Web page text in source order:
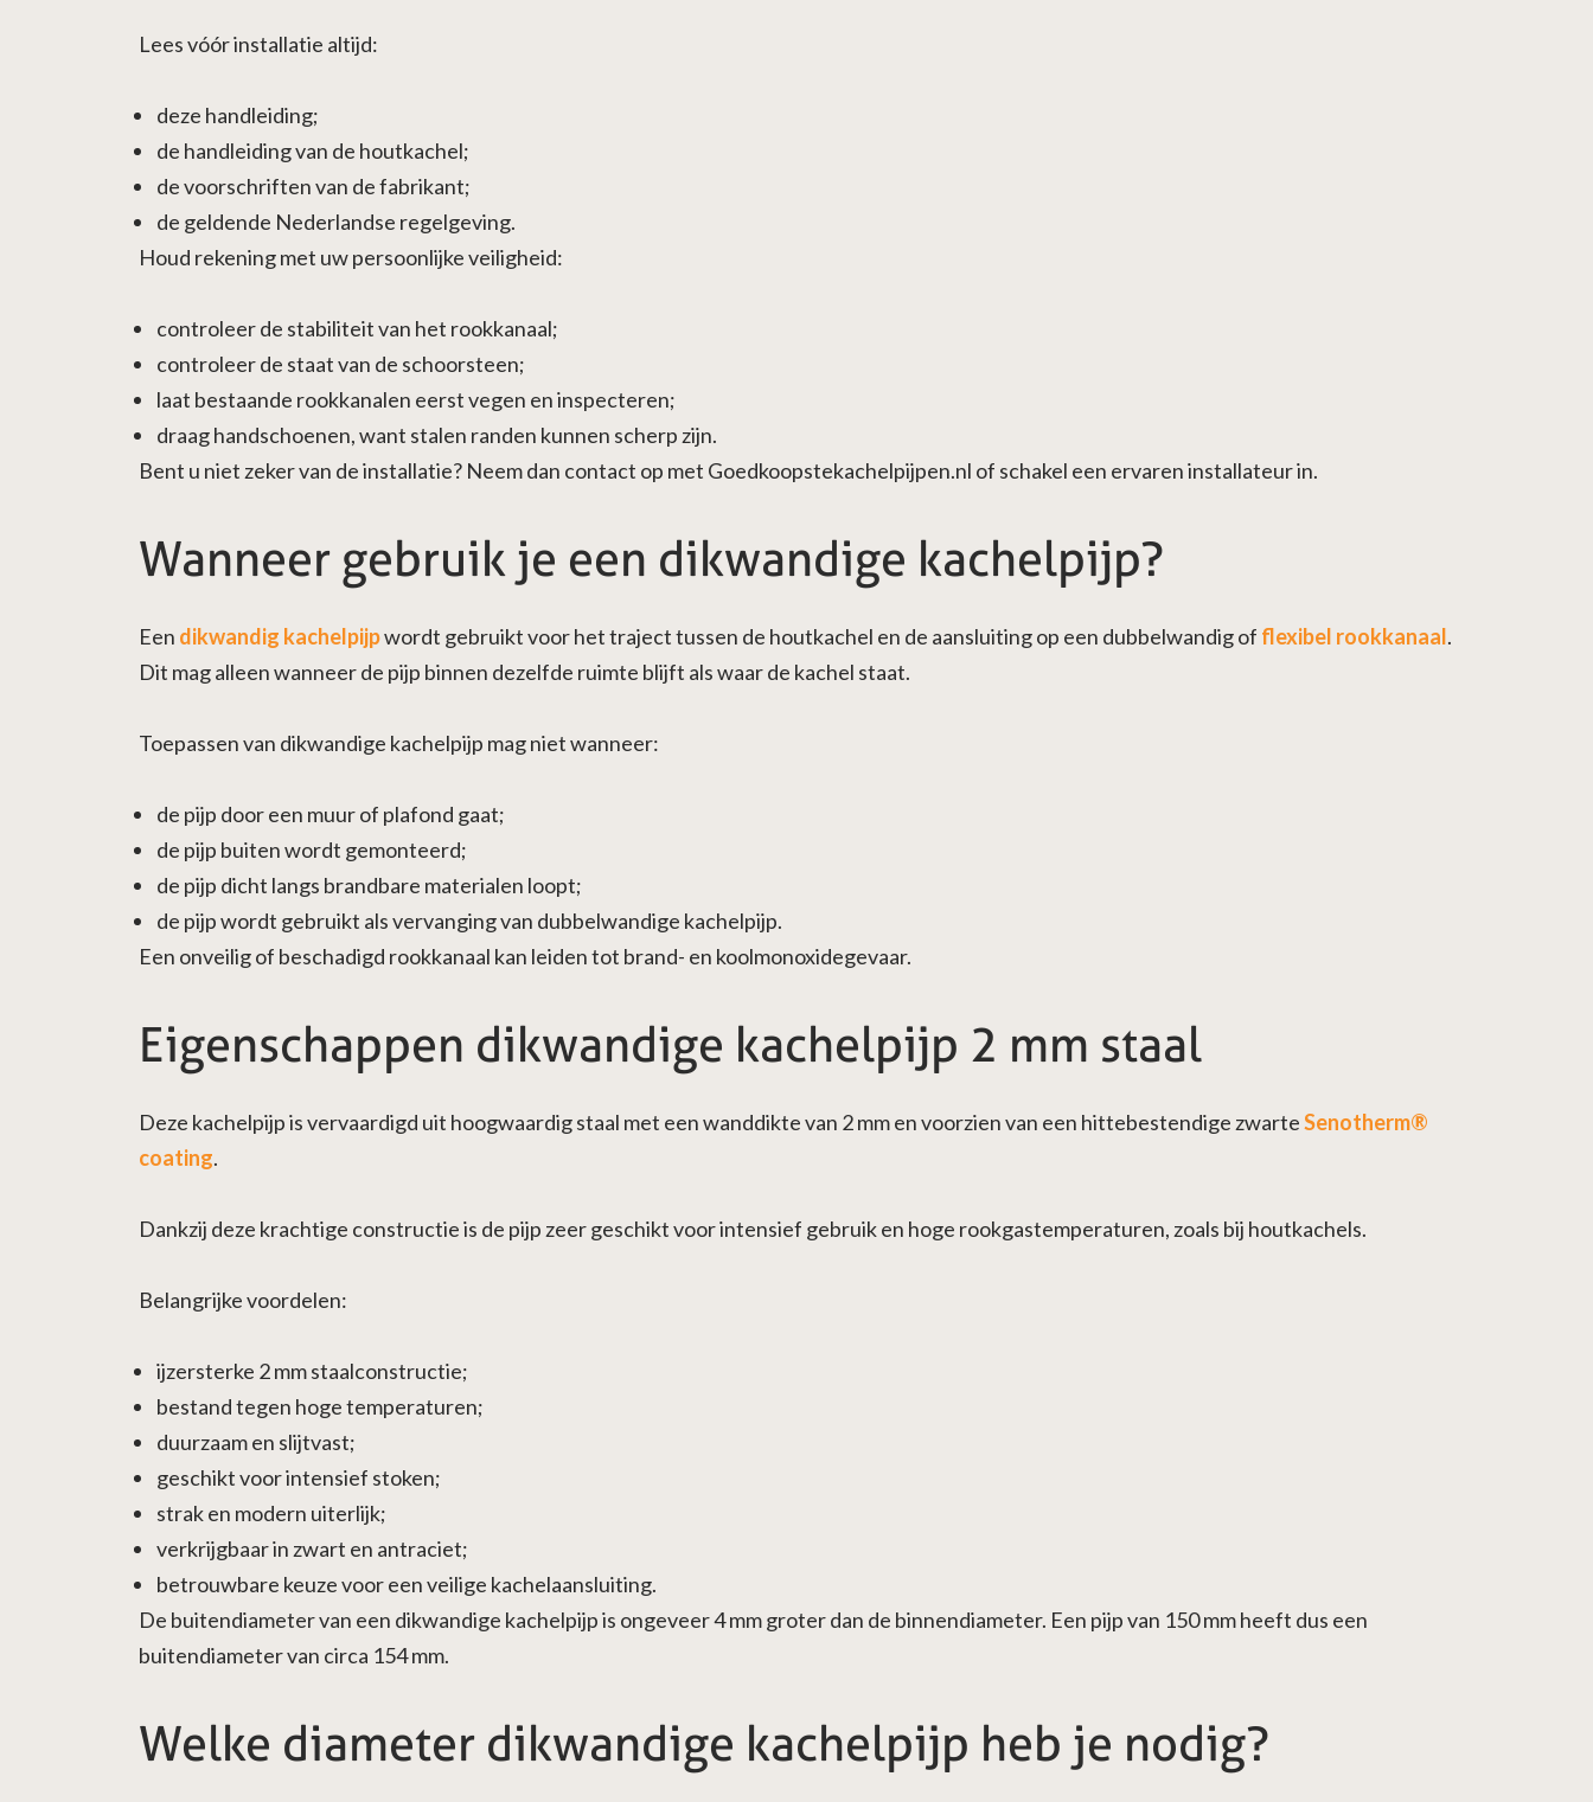
Lees vóór installatie altijd:
deze handleiding;
de handleiding van de houtkachel;
de voorschriften van de fabrikant;
de geldende Nederlandse regelgeving.
Houd rekening met uw persoonlijke veiligheid:
controleer de stabiliteit van het rookkanaal;
controleer de staat van de schoorsteen;
laat bestaande rookkanalen eerst vegen en inspecteren;
draag handschoenen, want stalen randen kunnen scherp zijn.
Bent u niet zeker van de installatie? Neem dan contact op met Goedkoopstekachelpijpen.nl of schakel een ervaren installateur in.
Wanneer gebruik je een dikwandige kachelpijp?
Een dikwandig kachelpijpwordt gebruikt voor het traject tussen de houtkachel en de aansluiting op een dubbelwandig of flexibel rookkanaal.
Dit mag alleen wanneer de pijp binnen dezelfde ruimte blijft als waar de kachel staat.
Toepassen van dikwandige kachelpijp mag niet wanneer:
de pijp door een muur of plafond gaat;
de pijp buiten wordt gemonteerd;
de pijp dicht langs brandbare materialen loopt;
de pijp wordt gebruikt als vervanging van dubbelwandige kachelpijp.
Een onveilig of beschadigd rookkanaal kan leiden tot brand- en koolmonoxidegevaar.
Eigenschappen dikwandige kachelpijp 2 mm staal
Deze kachelpijp is vervaardigd uit hoogwaardig staal met een wanddikte van 2 mm en voorzien van een hittebestendige zwarteSenotherm®
coating.
Dankzij deze krachtige constructie is de pijp zeer geschikt voor intensief gebruik en hoge rookgastemperaturen, zoals bij houtkachels.
Belangrijke voordelen:
ijzersterke 2 mm staalconstructie;
bestand tegen hoge temperaturen;
duurzaam en slijtvast;
geschikt voor intensief stoken;
strak en modern uiterlijk;
verkrijgbaar in zwart en antraciet;
betrouwbare keuze voor een veilige kachelaansluiting.
De buitendiameter van een dikwandige kachelpijp is ongeveer 4 mm groter dan de binnendiameter. Een pijp van 150 mm heeft dus een
buitendiameter van circa 154 mm.
Welke diameter dikwandige kachelpijp heb je nodig?